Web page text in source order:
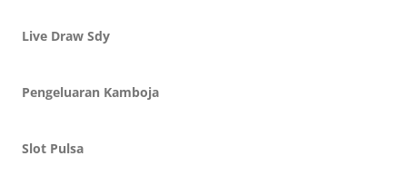
Live Draw Sdy
Pengeluaran Kamboja
Slot Pulsa